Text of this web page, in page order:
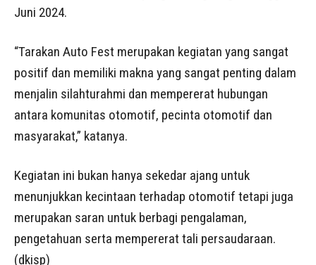
Juni 2024.
“Tarakan Auto Fest merupakan kegiatan yang sangat
positif dan memiliki makna yang sangat penting dalam
menjalin silahturahmi dan mempererat hubungan
antara komunitas otomotif, pecinta otomotif dan
masyarakat,” katanya.
Kegiatan ini bukan hanya sekedar ajang untuk
menunjukkan kecintaan terhadap otomotif tetapi juga
merupakan saran untuk berbagi pengalaman,
pengetahuan serta mempererat tali persaudaraan.
(dkisp)